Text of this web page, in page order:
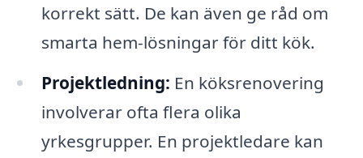
korrekt sätt. De kan även ge råd om
smarta hem-lösningar för ditt kök.
Projektledning: En köksrenovering
involverar ofta flera olika
yrkesgrupper. En projektledare kan